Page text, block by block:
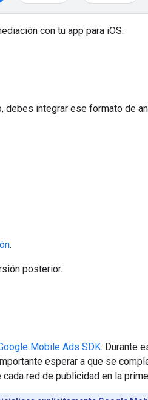
con tu app para iOS.
debes integrar ese formato de
.
posterior.
Mobile Ads SDK. Durante
esperar a que se
red de publicidad en la